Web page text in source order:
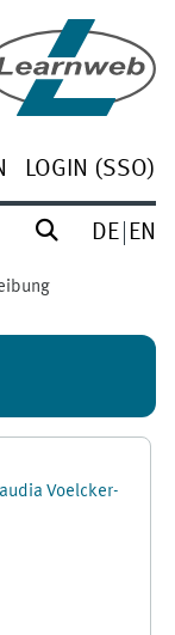
LOGIN (SSO)
DE EN
Voelcker-